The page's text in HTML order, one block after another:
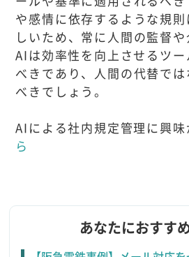
や感情に依存するような規
しいため、常に人間の監督や
AIは効率性を向上させるツ
べきであり、人間の代替で
べきでしょう。
AIによる社内規定管理に興味
ら
あなたにおすす